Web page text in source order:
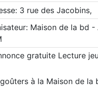
3 rue des Jacobins,
Maison de la bd
gratuite Lecture
à la Maison de la